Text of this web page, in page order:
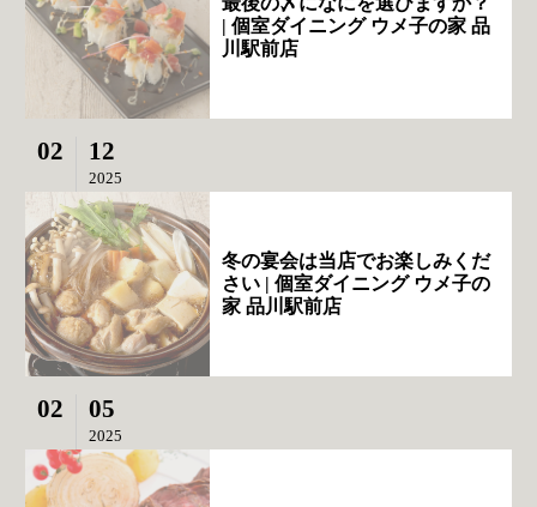
| 個室ダイニング ウメ子の家 品
川駅前店
02 12
2025
冬の宴会は当店でお楽しみくだ
さい | 個室ダイニング ウメ子の
家 品川駅前店
02 05
2025